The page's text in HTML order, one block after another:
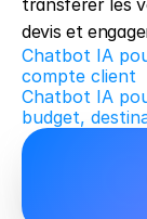
transférer les
devis et
Chatbot IA
compte client
Chatbot IA
budget,